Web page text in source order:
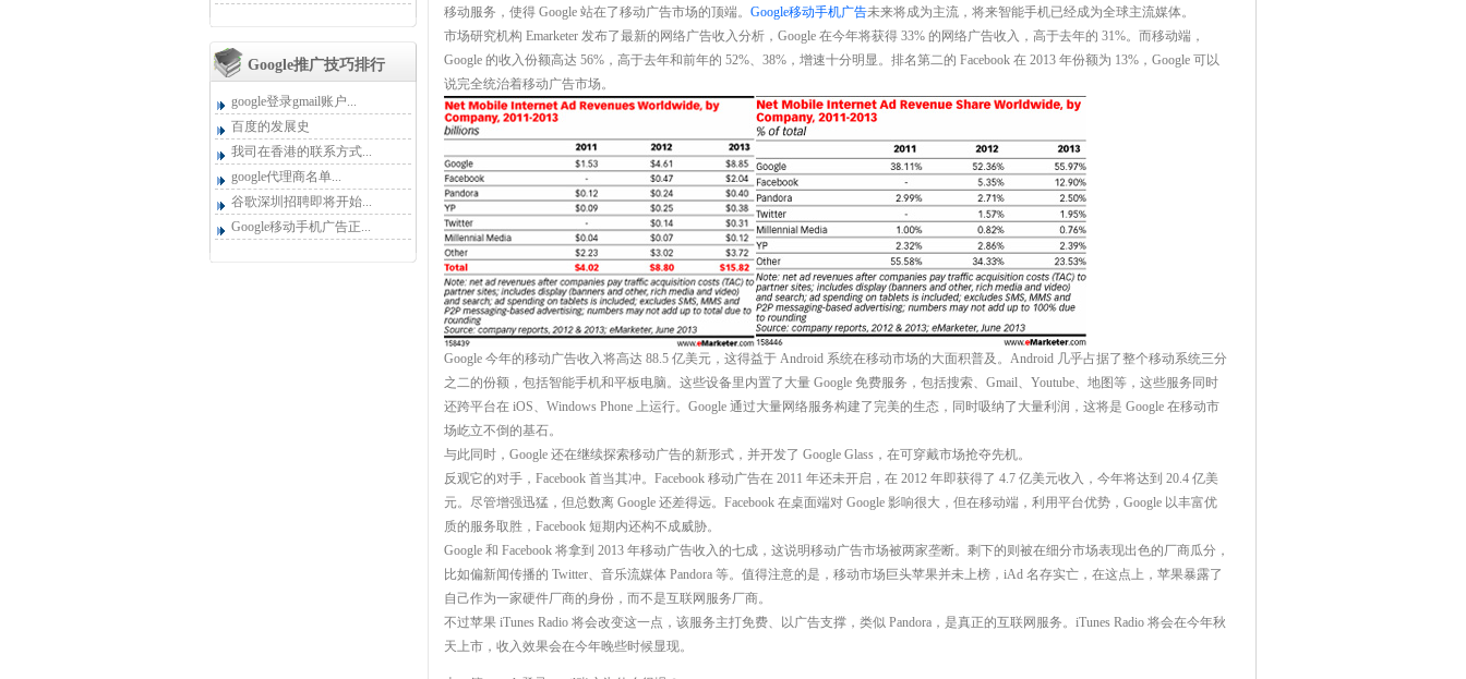
Google推广技巧排行
google登录gmail账户...
百度的发展史
我司在香港的联系方式...
google代理商名单...
谷歌深圳招聘即将开始...
Google移动手机广告正...
移动服务，使得 Google 站在了移动广告市场的顶端。 Google移动手机广告未来将成为主流，将来智能手机已经成为全球主流媒体。
市场研究机构 Emarketer 发布了最新的网络广告收入分析，Google 在今年将获得 33% 的网络广告收入，高于去年的 31%。而移动端，
Google 的收入份额高达 56%，高于去年和前年的 52%、38%，增速十分明显。排名第二的 Facebook 在 2013 年份额为 13%，Google 可以
说完全统治着移动广告市场。
Google 今年的移动广告收入将高达 88.5 亿美元，这得益于 Android 系统在移动市场的大面积普及。Android 几乎占据了整个移动系统三分
之二的份额，包括智能手机和平板电脑。这些设备里内置了大量 Google 免费服务，包括搜索、Gmail、Youtube、地图等，这些服务同时
还跨平台在 iOS、Windows Phone 上运行。Google 通过大量网络服务构建了完美的生态，同时吸纳了大量利润，这将是 Google 在移动市
场屹立不倒的基石。
与此同时，Google 还在继续探索移动广告的新形式，并开发了 Google Glass，在可穿戴市场抢夺先机。
反观它的对手，Facebook 首当其冲。Facebook 移动广告在 2011 年还未开启，在 2012 年即获得了 4.7 亿美元收入，今年将达到 20.4 亿美
元。尽管增强迅猛，但总数离 Google 还差得远。Facebook 在桌面端对 Google 影响很大，但在移动端，利用平台优势，Google 以丰富优
质的服务取胜，Facebook 短期内还构不成威胁。
Google 和 Facebook 将拿到 2013 年移动广告收入的七成，这说明移动广告市场被两家垄断。剩下的则被在细分市场表现出色的厂商瓜分，
比如偏新闻传播的 Twitter、音乐流媒体 Pandora 等。值得注意的是，移动市场巨头苹果并未上榜，iAd 名存实亡，在这点上，苹果暴露了
自己作为一家硬件厂商的身份，而不是互联网服务厂商。
不过苹果 iTunes Radio 将会改变这一点，该服务主打免费、以广告支撑，类似 Pandora，是真正的互联网服务。iTunes Radio 将会在今年秋
天上市，收入效果会在今年晚些时候显现。